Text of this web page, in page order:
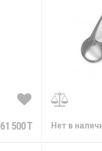
61 500 T Нет в